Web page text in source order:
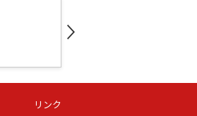
06 (日) 15:00リンク